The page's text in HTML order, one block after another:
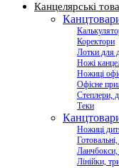
Канцелярські
Коректори
Лотки для
Ножі
Ножиці
Офісне
Степлери,
Теки
Ножиці
Лінійки,